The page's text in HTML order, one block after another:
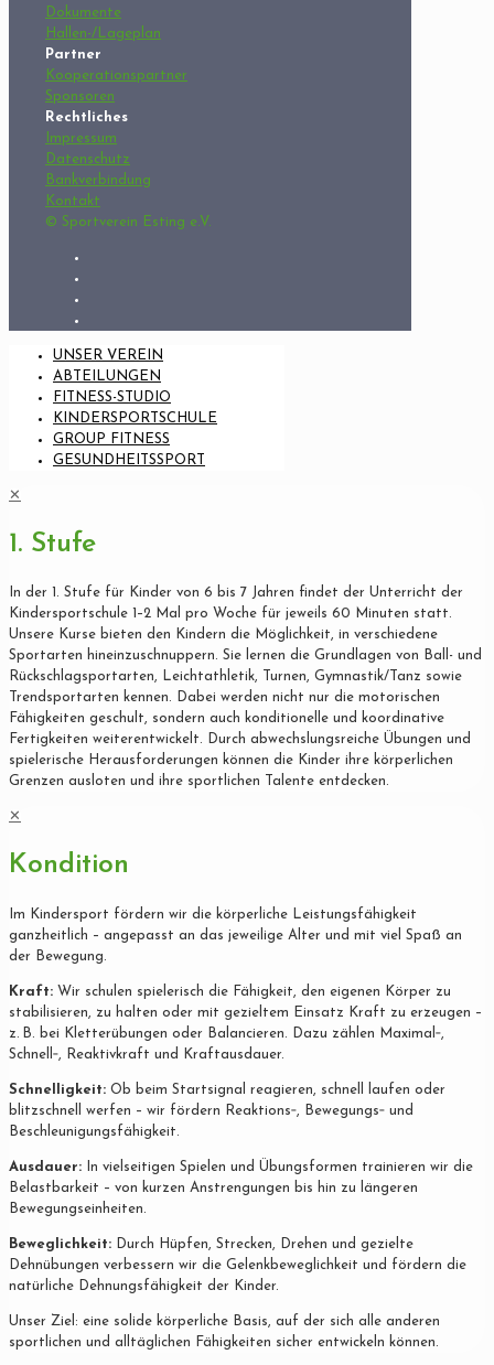
Dokumente
Hallen-/Lageplan
Partner
Kooperationspartner
Sponsoren
Rechtliches
Impressum
Datenschutz
Bankverbindung
Kontakt
© Sportverein Esting e.V.
UNSER VEREIN
ABTEILUNGEN
FITNESS-STUDIO
KINDERSPORTSCHULE
GROUP FITNESS
GESUNDHEITSSPORT
✕
1. Stufe
In der 1. Stufe für Kinder von 6 bis 7 Jahren findet der Unterricht der
Kindersportschule 1–2 Mal pro Woche für jeweils 60 Minuten statt.
Unsere Kurse bieten den Kindern die Möglichkeit, in verschiedene
Sportarten hineinzuschnuppern. Sie lernen die Grundlagen von Ball- und
Rückschlagsportarten, Leichtathletik, Turnen, Gymnastik/Tanz sowie
Trendsportarten kennen. Dabei werden nicht nur die motorischen
Fähigkeiten geschult, sondern auch konditionelle und koordinative
Fertigkeiten weiterentwickelt. Durch abwechslungsreiche Übungen und
spielerische Herausforderungen können die Kinder ihre körperlichen
Grenzen ausloten und ihre sportlichen Talente entdecken.
✕
Kondition
Im Kindersport fördern wir die körperliche Leistungsfähigkeit
ganzheitlich – angepasst an das jeweilige Alter und mit viel Spaß an
der Bewegung.
Kraft: Wir schulen spielerisch die Fähigkeit, den eigenen Körper zu
stabilisieren, zu halten oder mit gezieltem Einsatz Kraft zu erzeugen –
z. B. bei Kletterübungen oder Balancieren. Dazu zählen Maximal‐,
Schnell‐, Reaktivkraft und Kraftausdauer.
Schnelligkeit: Ob beim Startsignal reagieren, schnell laufen oder
blitzschnell werfen – wir fördern Reaktions‐, Bewegungs‐ und
Beschleunigungsfähigkeit.
Ausdauer: In vielseitigen Spielen und Übungsformen trainieren wir die
Belastbarkeit – von kurzen Anstrengungen bis hin zu längeren
Bewegungseinheiten.
Beweglichkeit: Durch Hüpfen, Strecken, Drehen und gezielte
Dehnübungen verbessern wir die Gelenkbeweglichkeit und fördern die
natürliche Dehnungsfähigkeit der Kinder.
Unser Ziel: eine solide körperliche Basis, auf der sich alle anderen
sportlichen und alltäglichen Fähigkeiten sicher entwickeln können.